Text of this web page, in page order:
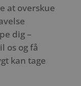
at overskue
dig –
os og få
kan tage